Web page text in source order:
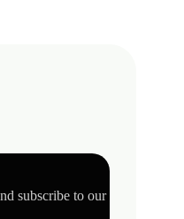
subscribe to our